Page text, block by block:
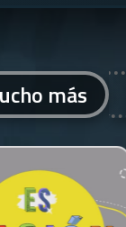
más